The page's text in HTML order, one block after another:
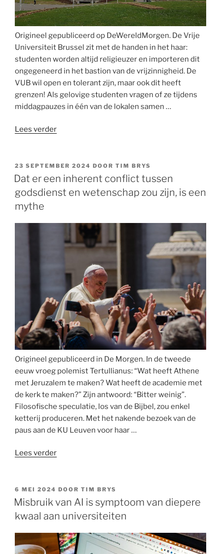
Origineel gepubliceerd op DeWereldMorgen. De Vrije
Universiteit Brussel zit met de handen in het haar:
studenten worden altijd religieuzer en importeren dit
ongegeneerd in het bastion van de vrijzinnigheid. De
VUB wil open en tolerant zijn, maar ook dit heeft
grenzen! Als gelovige studenten vragen of ze tijdens
middagpauzes in één van de lokalen samen …
Lees verder“Het
de
VUB:
religie
niet
uitsterven”
GEPLAATST
OP
23 SEPTEMBER 2024 DOOR TIM BRYS
Dat er een inherent conflict tussen
godsdienst en wetenschap zou zijn, is een
mythe
Origineel gepubliceerd in De Morgen. In de tweede
eeuw vroeg polemist Tertullianus: “Wat heeft Athene
met Jeruzalem te maken? Wat heeft de academie met
de kerk te maken?” Zijn antwoord: “Bitter weinig”.
Filosofische speculatie, los van de Bijbel, zou enkel
ketterij produceren. Met het nakende bezoek van de
paus aan de KU Leuven voor haar …
Lees verder“Dat
inherent
conflict
tussen
en
wetenschap
GEPLAATST
OP
6 MEI 2024 DOOR TIM BRYS
Misbruik van AI is symptoom van diepere
kwaal aan universiteiten